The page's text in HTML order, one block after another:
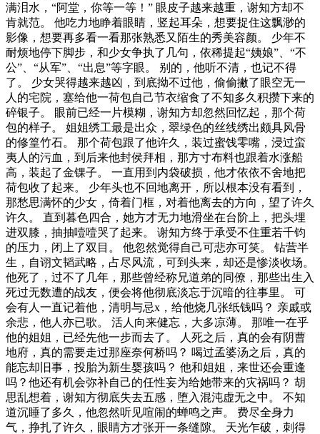
满泪水，“阿堂，你等一等！” 眼皮子越来越重，谢知方却不
肯就范。 他吃力地睁着眼睛，竖起耳朵，想要捉住这飘渺的
影像，想要再多看一看那张熟悉又陌生的秀美容颜。 少年不
耐烦地停下脚步，和少女争执了几句，依稀提起“姨娘”、“不
公”、“从军”、“出息”等字眼。 别的，他听不清，也记不得
了。 少女哭得越来越凶，到底拗不过他，偷偷撇了眼空无一
人的宅院，塞给他一荷包自己节衣缩食了不知多久积攒下来的
碎银子。 眼前已经一片模糊，谢知方却忽然回忆起，那个荷
包的样子。 姐姐绣工最是出众，翠绿色的丝线绣出颇具风骨
的修篁竹石。 那个荷包跟了他许久，装过蜜饯零嘴，浸过蛮
夷人的污血，到后来他封侯拜相，那方寸布料也跟着水涨船
高，装起了金锞子。 一直用到内袋破损，他才依依不舍地把
荷包收了起来。 少年头也不回地离开，所以根本没有看到，
那愁思满怀的少女，倚着门框，对着他离去的方向，望了许久
许久。 直到暮色四合，她方才无力地滑坐在台阶上，把头埋
进双膝，抽抽噎噎哭了起来。 谢知方终于承受不住重若千钧
的压力，闭上了双目。 他忽然觉得自己可悲亦可笑。 钻营半
生，自诩文韬武略，占尽风流，可到头来，却还是惨淡收场。
他死了，过不了几年，那些曾经称兄道弟的同僚，那些出生入
死过无数遭的战友，便会将他彻底淡忘于沉暗的往事里。 可
会有人一直记着他，清明与忌x，给他烧几张纸钱吗？ 亲戚或
余悲，他人亦已歌。 活人向来健忘，大多凉薄。 那唯一在乎
他的姐姐，已经先他一步而去了。 人死之后，真的会有阴曹
地府，真的需要走过那座奈何桥吗？ 喝过孟婆汤之后，真的
能忘却旧事，投胎为新生婴孩吗？ 他和姐姐，来世还会重逢
吗？他还有机会弥补自己的任性妄为给她带来的灾祸吗？ 胡
思乱想着，谢知方彻底失去五感，堕入混沌虚无之中。 不知
道沉睡了多久，他忽然听见喧闹的蝉鸣之声。 费尽全身力
气，挣扎了许久，眼睛方才张开一条缝隙。 天光乍破，刺得